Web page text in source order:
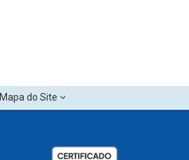
Mapa do Site